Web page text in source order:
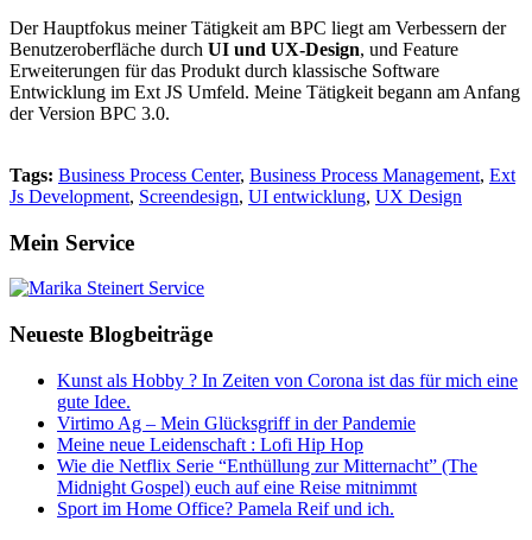
Der Hauptfokus meiner Tätigkeit am BPC liegt am Verbessern der
Benutzeroberfläche durch UI und UX-Design, und Feature
Erweiterungen für das Produkt durch klassische Software
Entwicklung im Ext JS Umfeld. Meine Tätigkeit begann am Anfang
der Version BPC 3.0.
Tags: Business Process Center, Business Process Management, Ext
Js Development, Screendesign, UI entwicklung, UX Design
Mein Service
Neueste Blogbeiträge
Kunst als Hobby ? In Zeiten von Corona ist das für mich eine
gute Idee.
Virtimo Ag – Mein Glücksgriff in der Pandemie
Meine neue Leidenschaft : Lofi Hip Hop
Wie die Netflix Serie “Enthüllung zur Mitternacht” (The
Midnight Gospel) euch auf eine Reise mitnimmt
Sport im Home Office? Pamela Reif und ich.